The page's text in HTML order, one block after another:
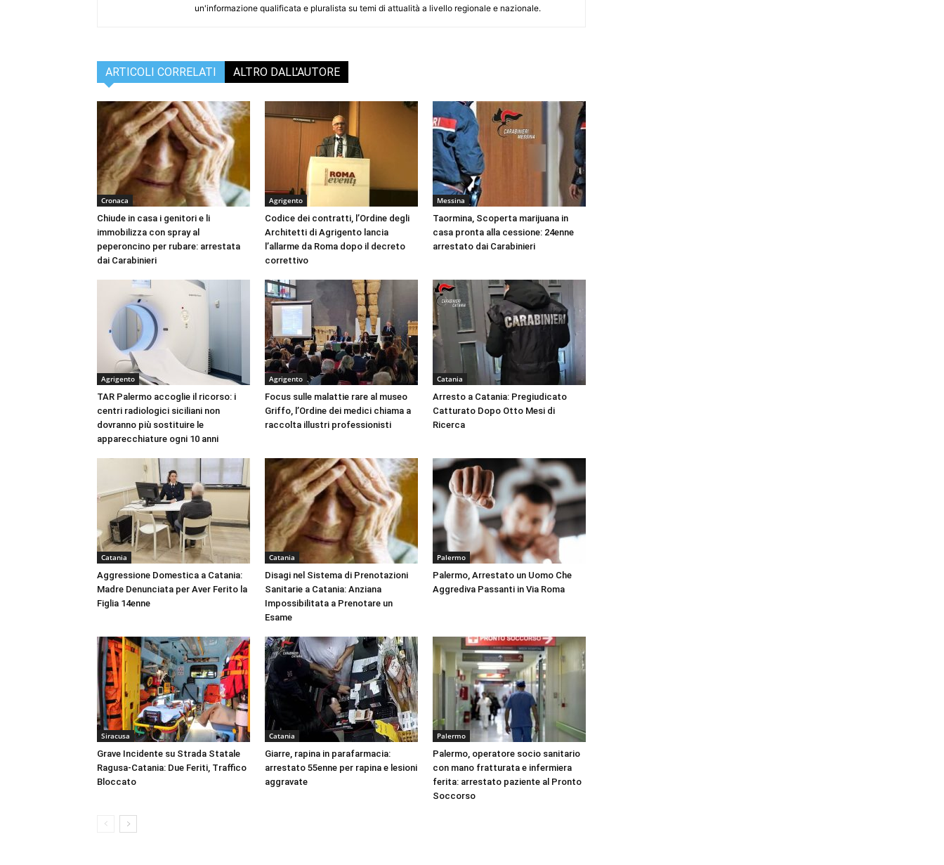
un'informazione qualificata e pluralista su temi di attualità a livello regionale e nazionale.
ARTICOLI CORRELATI ALTRO DALL'AUTORE
Cronaca
Chiude in casa i genitori e li
immobilizza con spray al
peperoncino per rubare: arrestata
dai Carabinieri
Agrigento
Codice dei contratti, l’Ordine degli
Architetti di Agrigento lancia
l’allarme da Roma dopo il decreto
correttivo
Messina
Taormina, Scoperta marijuana in
casa pronta alla cessione: 24enne
arrestato dai Carabinieri
Agrigento
TAR Palermo accoglie il ricorso: i
centri radiologici siciliani non
dovranno più sostituire le
apparecchiature ogni 10 anni
Agrigento
Focus sulle malattie rare al museo
Griffo, l’Ordine dei medici chiama a
raccolta illustri professionisti
Catania
Arresto a Catania: Pregiudicato
Catturato Dopo Otto Mesi di
Ricerca
Catania
Aggressione Domestica a Catania:
Madre Denunciata per Aver Ferito la
Figlia 14enne
Catania
Disagi nel Sistema di Prenotazioni
Sanitarie a Catania: Anziana
Impossibilitata a Prenotare un
Esame
Palermo
Palermo, Arrestato un Uomo Che
Aggrediva Passanti in Via Roma
Siracusa
Grave Incidente su Strada Statale
Ragusa-Catania: Due Feriti, Traffico
Bloccato
Catania
Giarre, rapina in parafarmacia:
arrestato 55enne per rapina e lesioni
aggravate
Palermo
Palermo, operatore socio sanitario
con mano fratturata e infermiera
ferita: arrestato paziente al Pronto
Soccorso